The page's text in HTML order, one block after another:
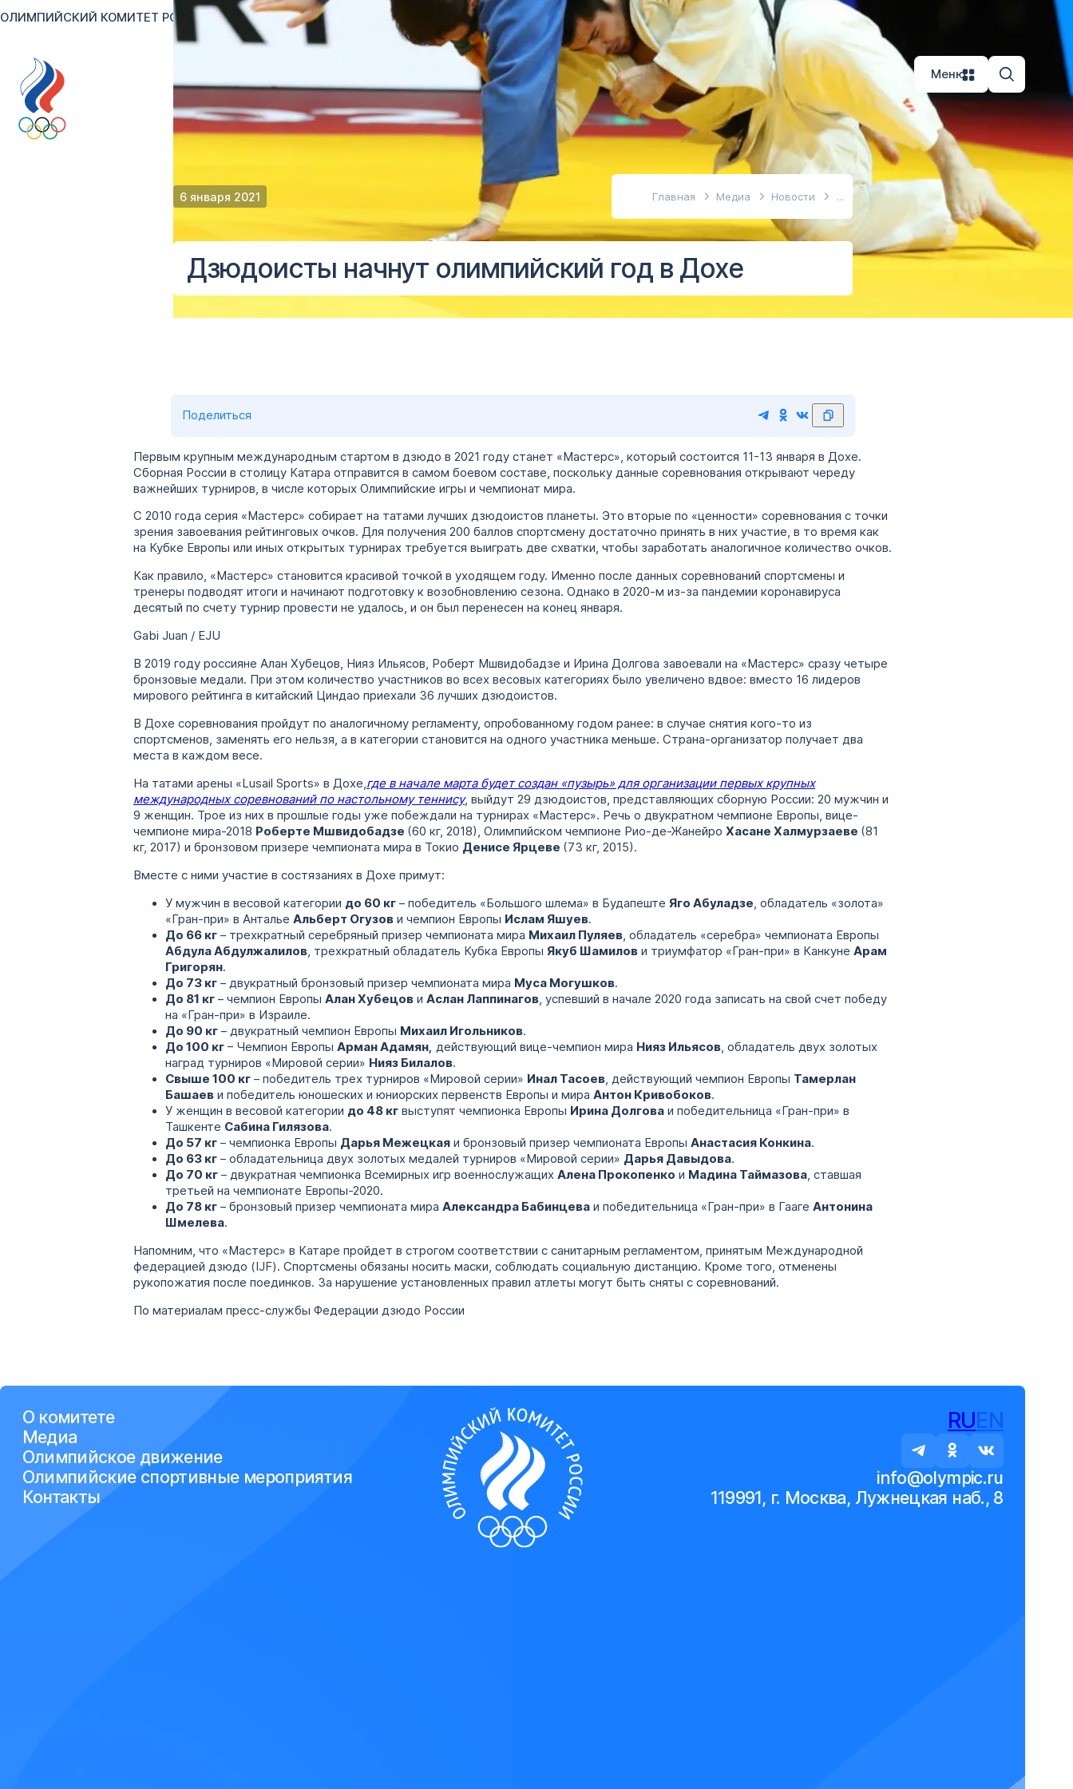
ОЛИМПИЙСКИЙ КОМИТЕТ РОССИИ RUEN Версия для слабовидящих
Меню
6 января 2021 Главная Медиа Новости
Дзюдоисты начнут олимпийский год в Дохе
Поделиться
Первым крупным международным стартом в дзюдо в 2021 году станет «Мастерс», который состоится 11-13 января в Дохе.
Сборная России в столицу Катара отправится в самом боевом составе, поскольку данные соревнования открывают череду
важнейших турниров, в числе которых Олимпийские игры и чемпионат мира.
С 2010 года серия «Мастерс» собирает на татами лучших дзюдоистов планеты. Это вторые по «ценности» соревнования с точки
зрения завоевания рейтинговых очков. Для получения 200 баллов спортсмену достаточно принять в них участие, в то время как
на Кубке Европы или иных открытых турнирах требуется выиграть две схватки, чтобы заработать аналогичное количество очков.
Как правило, «Мастерс» становится красивой точкой в уходящем году. Именно после данных соревнований спортсмены и
тренеры подводят итоги и начинают подготовку к возобновлению сезона. Однако в 2020-м из-за пандемии коронавируса
десятый по счету турнир провести не удалось, и он был перенесен на конец января.
Gabi Juan / EJU
В 2019 году россияне Алан Хубецов, Нияз Ильясов, Роберт Мшвидобадзе и Ирина Долгова завоевали на «Мастерс» сразу четыре
бронзовые медали. При этом количество участников во всех весовых категориях было увеличено вдвое: вместо 16 лидеров
мирового рейтинга в китайский Циндао приехали 36 лучших дзюдоистов.
В Дохе соревнования пройдут по аналогичному регламенту, опробованному годом ранее: в случае снятия кого-то из
спортсменов, заменять его нельзя, а в категории становится на одного участника меньше. Страна-организатор получает два
места в каждом весе.
На татами арены «Lusail Sports» в Дохе,где в начале марта будет создан «пузырь» для организации первых крупных
международных соревнований по настольному теннису, выйдут 29 дзюдоистов, представляющих сборную России: 20 мужчин и
9 женщин. Трое из них в прошлые годы уже побеждали на турнирах «Мастерс». Речь о двукратном чемпионе Европы, вице-
чемпионе мира-2018 Роберте Мшвидобадзе (60 кг, 2018), Олимпийском чемпионе Рио-де-ЖанейроХасане Халмурзаеве (81
кг, 2017) и бронзовом призере чемпионата мира в Токио Денисе Ярцеве (73 кг, 2015).
Вместе с ними участие в состязаниях в Дохе примут:
У мужчин в весовой категории до 60 кг – победитель «Большого шлема» в БудапештеЯго Абуладзе, обладатель «золота»
«Гран-при» в АнтальеАльберт Огузов и чемпион Европы Ислам Яшуев.
До 66 кг – трехкратный серебряный призер чемпионата мира Михаил Пуляев, обладатель «серебра» чемпионата Европы
Абдула Абдулжалилов, трехкратный обладатель Кубка ЕвропыЯкуб Шамилов и триумфатор «Гран-при» в КанкунеАрам
Григорян.
До 73 кг – двукратный бронзовый призер чемпионата мира Муса Могушков.
До 81 кг – чемпион ЕвропыАлан Хубецов иАслан Лаппинагов, успевший в начале 2020 года записать на свой счет победу
на «Гран-при» в Израиле.
До 90 кг – двукратный чемпион Европы Михаил Игольников.
До 100 кг – Чемпион ЕвропыАрман Адамян, действующий вице-чемпион мира Нияз Ильясов, обладатель двух золотых
наград турниров «Мировой серии» Нияз Билалов.
Свыше 100 кг – победитель трех турниров «Мировой серии» Инал Тасоев, действующий чемпион Европы Тамерлан
Башаев и победитель юношеских и юниорских первенств Европы и мираАнтон Кривобоков.
У женщин в весовой категории до 48 кг выступят чемпионка Европы Ирина Долгова и победительница «Гран-при» в
Ташкенте Сабина Гилязова.
До 57 кг – чемпионка Европы Дарья Межецкая и бронзовый призер чемпионата ЕвропыАнастасия Конкина.
До 63 кг – обладательница двух золотых медалей турниров «Мировой серии» Дарья Давыдова.
До 70 кг – двукратная чемпионка Всемирных игр военнослужащихАлена Прокопенко и Мадина Таймазова, ставшая
третьей на чемпионате Европы-2020.
До 78 кг – бронзовый призер чемпионата мираАлександра Бабинцева и победительница «Гран-при» в ГаагеАнтонина
Шмелева.
Напомним, что «Мастерс» в Катаре пройдет в строгом соответствии с санитарным регламентом, принятым Международной
федерацией дзюдо (IJF). Спортсмены обязаны носить маски, соблюдать социальную дистанцию. Кроме того, отменены
рукопожатия после поединков. За нарушение установленных правил атлеты могут быть сняты с соревнований.
По материалам пресс-службы Федерации дзюдо России
О комитете
Медиа
Олимпийское движение
Олимпийские спортивные мероприятия
Контакты
RUEN
info@olympic.ru
119991, г. Москва, Лужнецкая наб., 8